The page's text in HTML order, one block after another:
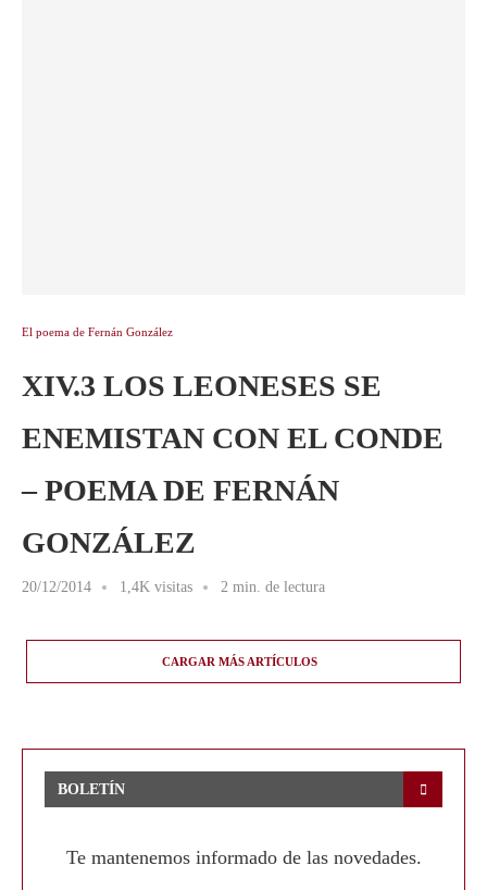
El poema de Fernán González
XIV.3 LOS LEONESES SE
ENEMISTAN CON EL CONDE
– POEMA DE FERNÁN
GONZÁLEZ
20/12/2014 1,4K visitas 2 min. de lectura
CARGAR MÁS ARTÍCULOS
BOLETÍN
Te mantenemos informado de las novedades.